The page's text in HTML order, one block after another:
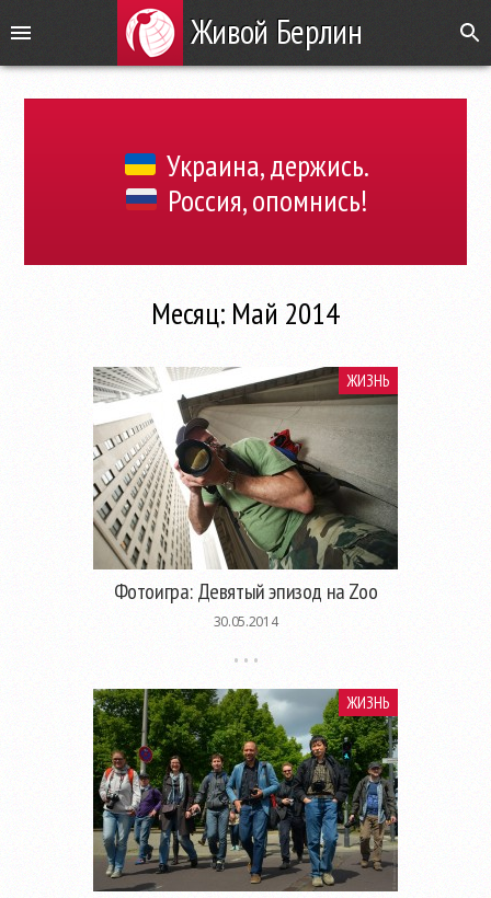
Живой Берлин
Украина, держись.
Россия, опомнись!
Месяц: Май 2014
ЖИЗНЬ
Фотоигра: Девятый эпизод на Zoo
30.05.2014
ЖИЗНЬ